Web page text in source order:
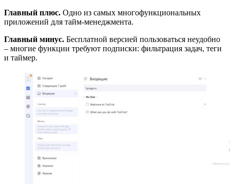
Главный плюс. Одно из самых многофункциональных
приложений для тайм-менеджмента.
Главный минус. Бесплатной версией пользоваться неудобно
– многие функции требуют подписки: фильтрация задач, теги
и таймер.